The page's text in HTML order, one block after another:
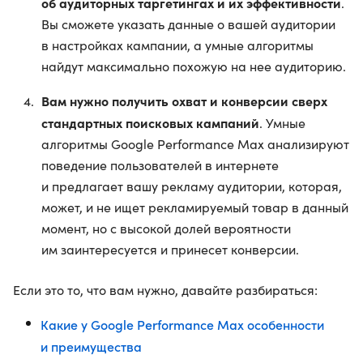
Вы сможете указать данные о вашей аудитории
в настройках кампании, а умные алгоритмы
найдут максимально похожую на нее аудиторию.
Вам нужно получить охват и конверсии сверх
стандартных поисковых кампаний. Умные
алгоритмы Google Performance Max анализируют
поведение пользователей в интернете
и предлагает вашу рекламу аудитории, которая,
может, и не ищет рекламируемый товар в данный
момент, но с высокой долей вероятности
им заинтересуется и принесет конверсии.
Если это то, что вам нужно, давайте разбираться:
Какие у Google Performance Max особенности
и преимущества